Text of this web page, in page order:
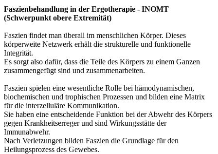
Faszienbehandlung in der Ergotherapie - INOMT
(Schwerpunkt obere Extremität)
Faszien findet man überall im menschlichen Körper. Dieses
körperweite Netzwerk erhält die strukturelle und funktionelle
Integrität.
Es sorgt also dafür, dass die Teile des Körpers zu einem Ganzen
zusammengefügt sind und zusammenarbeiten.
Faszien spielen eine wesentliche Rolle bei hämodynamischen,
biochemischen und trophischen Prozessen und bilden eine Matrix
für die interzelluläre Kommunikation.
Sie haben eine entscheidende Funktion bei der Abwehr des Körpers
gegen Krankheitserreger und sind Wirkungsstätte der
Immunabwehr.
Nach Verletzungen bilden Faszien die Grundlage für den
Heilungsprozess des Gewebes.